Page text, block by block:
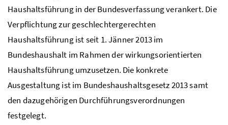
Haushaltsführung in der Bundesverfassung verankert. Die
Verpflichtung zur geschlechtergerechten
Haushaltsführung ist seit 1. Jänner 2013 im
Bundeshaushalt im Rahmen der wirkungsorientierten
Haushaltsführung umzusetzen. Die konkrete
Ausgestaltung ist im Bundeshaushaltsgesetz 2013 samt
den dazugehörigen Durchführungsverordnungen
festgelegt.